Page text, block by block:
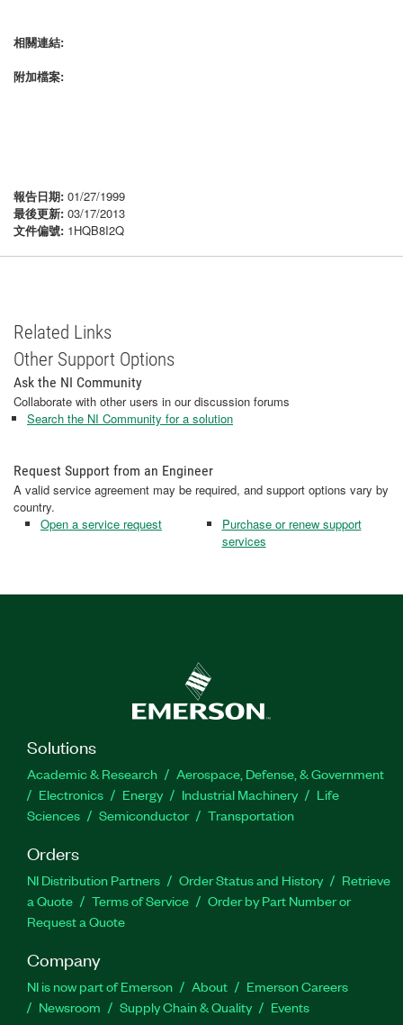
相關連結:
附加檔案:
報告日期: 01/27/1999
最後更新: 03/17/2013
文件偏號: 1HQB8I2Q
Related Links
Other Support Options
Ask the NI Community
Collaborate with other users in our discussion forums
Search the NI Community for a solution
Request Support from an Engineer
A valid service agreement may be required, and support options vary by
country.
Open a service request
Purchase or renew support
services
Solutions
Academic & Research
Aerospace, Defense, & Government
Electronics
Energy Industrial Machinery
Life
Sciences
Semiconductor Transportation
Orders
NI Distribution Partners Order Status and History
Retrieve
a Quote
Terms of Service
Order by Part Number or
Request a Quote
Company
NI is now part of Emerson About
Emerson Careers
Newsroom
Supply Chain & Quality Events